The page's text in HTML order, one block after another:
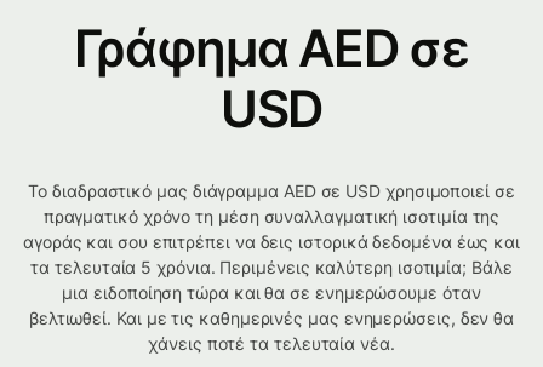
Γράφημα AED σε
USD
Το διαδραστικό μας διάγραμμα AED σε USD χρησιμοποιεί σε
πραγματικό χρόνο τη μέση συναλλαγματική ισοτιμία της
αγοράς και σου επιτρέπει να δεις ιστορικά δεδομένα έως και
τα τελευταία 5 χρόνια. Περιμένεις καλύτερη ισοτιμία; Βάλε
μια ειδοποίηση τώρα και θα σε ενημερώσουμε όταν
βελτιωθεί. Και με τις καθημερινές μας ενημερώσεις, δεν θα
χάνεις ποτέ τα τελευταία νέα.